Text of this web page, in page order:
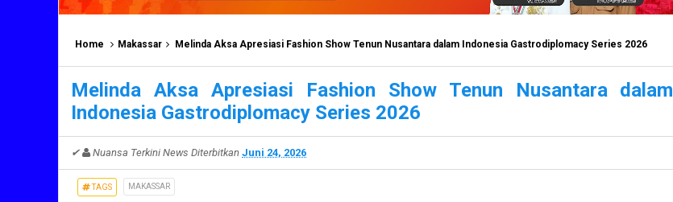
Home Makassar Melinda Aksa Apresiasi Fashion Show Tenun Nusantara dalam Indonesia Gastrodiplomacy Series 2026
Melinda Aksa Apresiasi Fashion Show Tenun Nusantara dalam
Indonesia Gastrodiplomacy Series 2026
✔ Nuansa Terkini News Diterbitkan Juni 24, 2026
TAGS MAKASSAR